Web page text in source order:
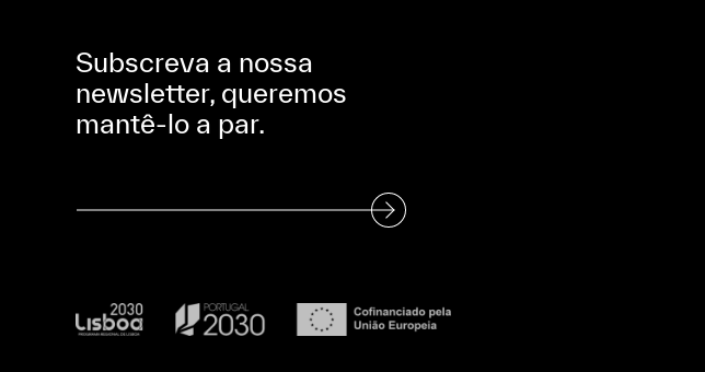
Subscreva a nossa
newsletter, queremos
mantê-lo a par.
Subscreva a nossa Newsletter